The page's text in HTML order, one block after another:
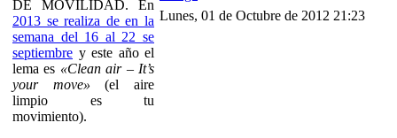
DE MOVILIDAD. En
2013 se realiza de en la
semana del 16 al 22 se
septiembre y este año el
lema es «Clean air – It’s
your move» (el aire
limpio es tu
movimiento).
Lunes, 01 de Octubre de 2012 21:23